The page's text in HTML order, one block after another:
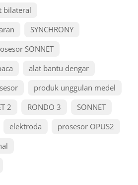
bilateral
SYNCHRONY
SONNET
alat bantu dengar
produk unggulan medel
2 RONDO 3
SONNET
elektroda
prosesor OPUS2